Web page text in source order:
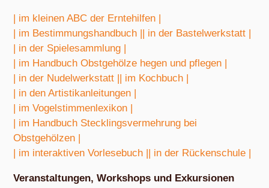
| im kleinen ABC der Erntehilfen |
| im Bestimmungshandbuch |
| in der Bastelwerkstatt |
| in der Spielesammlung |
| im Handbuch Obstgehölze hegen und pflegen |
| in der Nudelwerkstatt |
| im Kochbuch |
| in den Artistikanleitungen |
| im Vogelstimmenlexikon |
| im Handbuch Stecklingsvermehrung bei
Obstgehölzen |
| im interaktiven Vorlesebuch |
| in der Rückenschule |
Veranstaltungen, Workshops und Exkursionen